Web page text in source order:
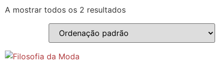
A mostrar todos os 2 resultados